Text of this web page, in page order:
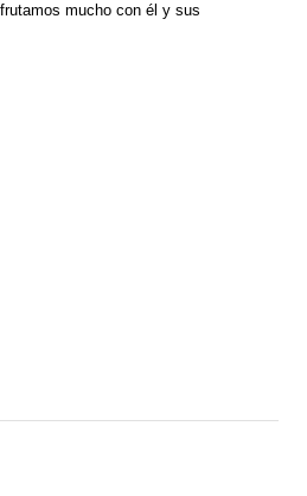
mucho con él y sus